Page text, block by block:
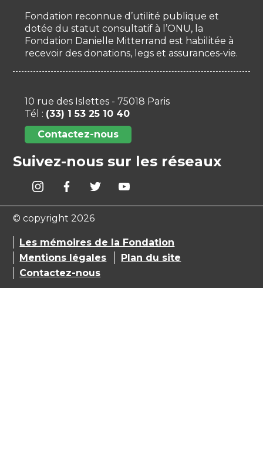
Fondation reconnue d’utilité publique et
dotée du statut consultatif à l’ONU, la
Fondation Danielle Mitterrand est habilitée à
recevoir des donations, legs et assurances-vie.
10 rue des Islettes - 75018 Paris
Tél : (33) 1 53 25 10 40
Contactez-nous
Suivez-nous sur les réseaux
© copyright 2026
Les mémoires de la Fondation
Mentions légales
Plan du site
Contactez-nous